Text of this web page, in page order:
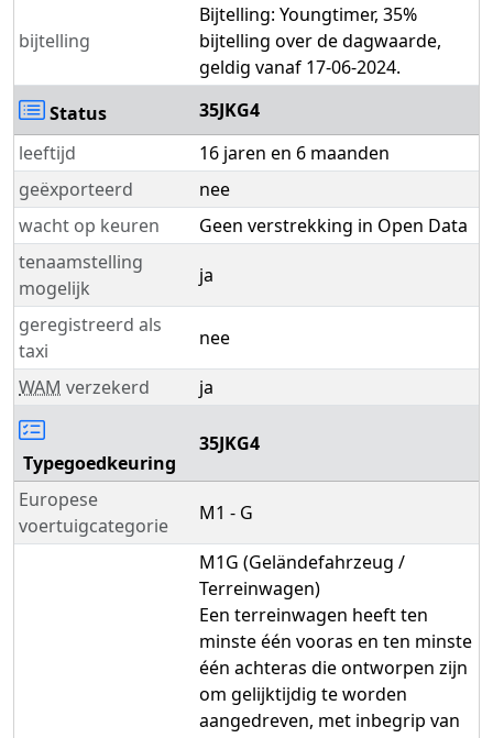
bijtelling
Bijtelling: Youngtimer, 35%
bijtelling over de dagwaarde,
geldig vanaf 17-06-2024.
Status
35JKG4
leeftijd
16 jaren en 6 maanden
geëxporteerd
nee
wacht op keuren
Geen verstrekking in Open Data
tenaamstelling
mogelijk
ja
geregistreerd als
taxi
nee
WAM verzekerd ja
Typegoedkeuring
35JKG4
Europese
voertuigcategorie
M1 - G
M1G (Geländefahrzeug /
Terreinwagen)
Een terreinwagen heeft ten
minste één vooras en ten minste
één achteras die ontworpen zijn
om gelijktijdig te worden
aangedreven, met inbegrip van